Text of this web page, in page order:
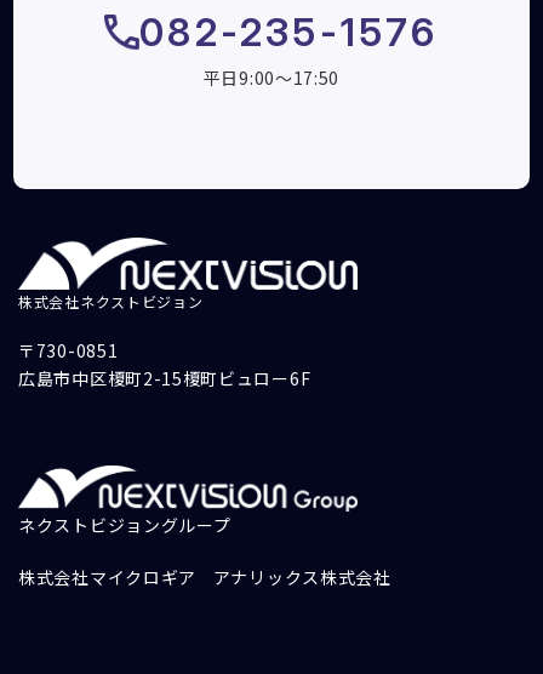
082-235-1576
平日9:00～17:50
株式会社ネクストビジョン
〒730-0851
広島市中区榎町2-15榎町ビュロー6F
ネクストビジョングループ
株式会社マイクロギア アナリックス株式会社